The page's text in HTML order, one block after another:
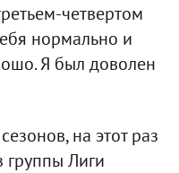
четвертом
нормально и
Я был доволен
на этот раз
Лиги